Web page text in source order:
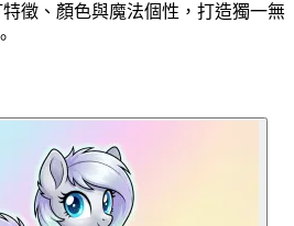
徵、顏色與魔法個性，打造獨一無